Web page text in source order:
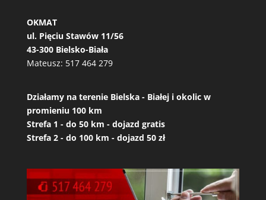
OKMAT
ul. Pięciu Stawów 11/56
43-300 Bielsko-Biała
Mateusz: 517 464 279
Działamy na terenie Bielska - Białej i okolic w
promieniu 100 km
Strefa 1 - do 50 km - dojazd gratis
Strefa 2 - do 100 km - dojazd 50 zł